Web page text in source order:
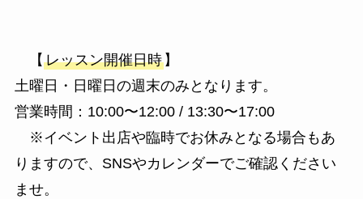
【 レッスン開催日時】
土曜日・日曜日の週末のみとなります。
営業時間：10:00〜12:00 / 13:30〜17:00
※イベント出店や臨時でお休みとなる場合もあ
りますので、SNSやカレンダーでご確認ください
ませ。